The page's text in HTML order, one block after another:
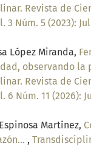
Revista de
3 Núm. 5 (2023):
López Miranda,
observando la
Revista de
6 Núm. 11 (2026):
Martínez,
,